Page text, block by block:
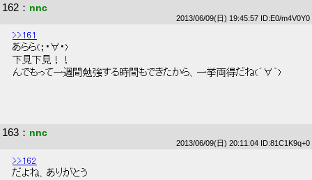
162 ： nnc
2013/06/09(日) 19:45:57 ID:E0/m4V0Y0
>>161
あらら(；・∀・)
下見下見！！
んでもって一週間勉強する時間もできたから、一挙両得だね(´∀｀)
163 ： nnc
2013/06/09(日) 20:11:04 ID:81C1K9q+0
>>162
だよね、ありがとう